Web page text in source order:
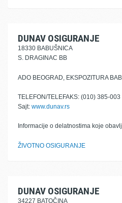
DUNAV OSIGURANJE
18330 BABUŠNICA
S. DRAGINAC BB
ADO BEOGRAD, EKSPOZITURA
TELEFON/TELEFAKS: (010) 385-003
Sajt: www.dunav.rs
Informacije o delatnostima koje
ŽIVOTNO OSIGURANJE
DUNAV OSIGURANJE
34227 BATOČINA